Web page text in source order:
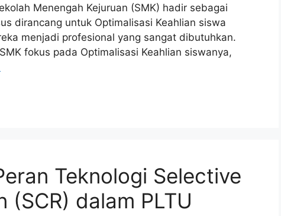
Menengah Kejuruan (SMK) hadir sebagai
dirancang untuk Optimalisasi Keahlian siswa
menjadi profesional yang sangat dibutuhkan.
fokus pada Optimalisasi Keahlian siswanya,
Teknologi Selective
dalam PLTU